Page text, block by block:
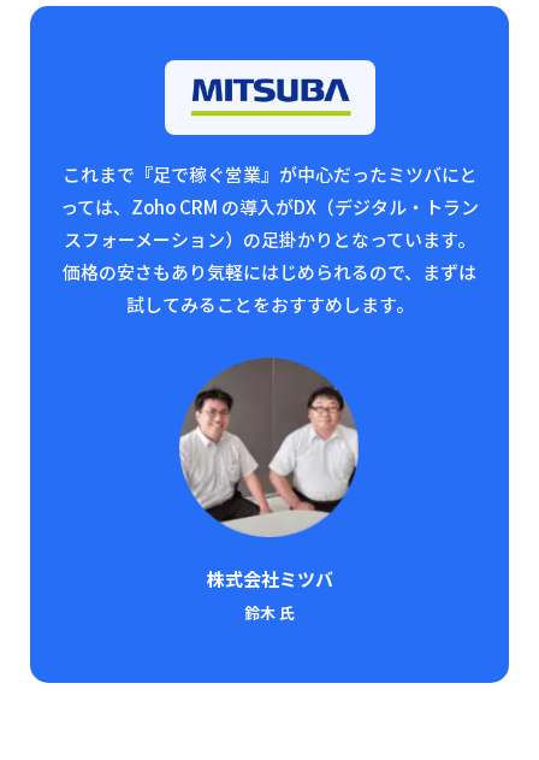
これまで『足で稼ぐ営業』が中心だったミツバにと
っては、Zoho CRM の導入がDX（デジタル・トラン
スフォーメーション）の足掛かりとなっています。
価格の安さもあり気軽にはじめられるので、まずは
試してみることをおすすめします。
株式会社ミツバ
鈴木 氏